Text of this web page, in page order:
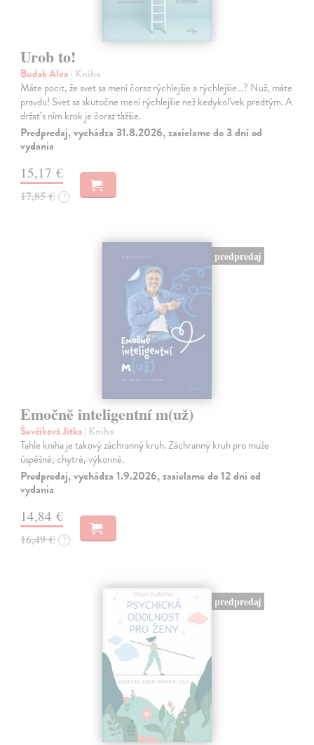
Urob to!
Budak Alex | Kniha
Máte pocit, že svet sa mení čoraz rýchlejšie a rýchlejšie…? Nuž, máte
pravdu! Svet sa skutočne mení rýchlejšie než kedykoľvek predtým. A
držať s ním krok je čoraz ťažšie.
Predpredaj, vychádza 31.8.2026, zasielame do 3 dní od
vydania
15,17 €
17,85 € ?
predpredaj
Emočně inteligentní m(už)
Ševčíková Jitka| Kniha
Tahle kniha je takový záchranný kruh. Záchranný kruh pro muže
úspěšné, chytré, výkonné.
Predpredaj, vychádza 1.9.2026, zasielame do 12 dní od
vydania
14,84 €
16,49 € ?
predpredaj